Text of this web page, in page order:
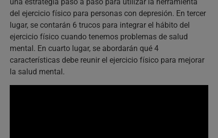
del ejercicio físico para personas con depresión. En tercer
lugar, se contarán 6 trucos para integrar el hábito del
ejercicio físico cuando tenemos problemas de salud
mental. En cuarto lugar, se abordarán qué 4
características debe reunir el ejercicio físico para mejorar
la salud mental.